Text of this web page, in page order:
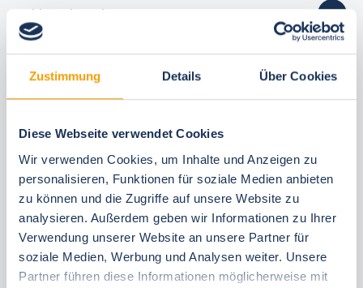
Zustimmung Details Über Cookies
Diese Webseite verwendet Cookies
Wir verwenden Cookies, um Inhalte und Anzeigen zu
personalisieren, Funktionen für soziale Medien anbieten
zu können und die Zugriffe auf unsere Website zu
analysieren. Außerdem geben wir Informationen zu Ihrer
Verwendung unserer Website an unsere Partner für
soziale Medien, Werbung und Analysen weiter. Unsere
Partner führen diese Informationen möglicherweise mit
Schlafgelegenheiten
20 Bewertungen
Ihre Buchungsvorteile
Bestpreis-Garantie
24 Stunden kostenfrei reservieren
30 Tage vor Anreise kostenfrei stornieren
Flexible An- und Abreise 24/7